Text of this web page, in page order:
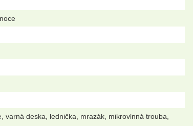
deska, lednička, mrazák, mikrovlnná trouba,